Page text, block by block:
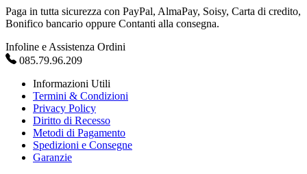
Paga in tutta sicurezza con PayPal, AlmaPay, Soisy, Carta di credito,
Bonifico bancario oppure Contanti alla consegna.
Infoline e Assistenza Ordini
085.79.96.209
Informazioni Utili
Termini & Condizioni
Privacy Policy
Diritto di Recesso
Metodi di Pagamento
Spedizioni e Consegne
Garanzie